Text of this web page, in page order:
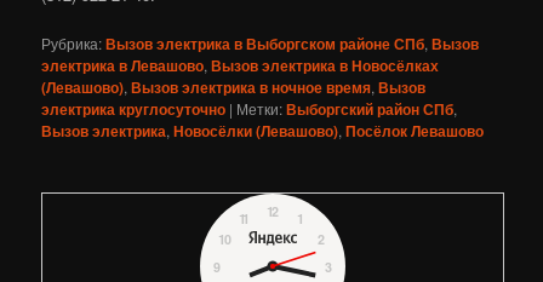
Рубрика:Вызов электрика в Выборгском районе СПб,Вызов
электрика в Левашово,Вызов электрика в Новосёлках
(Левашово),Вызов электрика в ночное время,Вызов
электрика круглосуточно | Метки:Выборгский район СПб,
Вызов электрика,Новосёлки (Левашово),Посёлок Левашово